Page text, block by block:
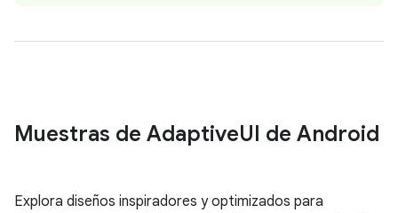
Muestras de AdaptiveUI de Android
Explora diseños inspiradores y optimizados para